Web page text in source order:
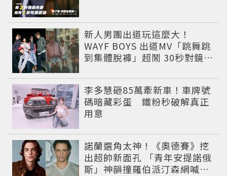
新人男團出道玩這麼大！
WAYF BOYS 出道MV「跳舞跳
到集體脫褲」超鬧 30秒對鏡清
李多慧砸85萬牽新車！車牌號
碼暗藏彩蛋 鐵粉秒破解真正
用意
諾蘭選角太神！《奧德賽》挖
出超帥新面孔 「青年安提諾俄
斯」神韻撞羅伯派汀森網喊：